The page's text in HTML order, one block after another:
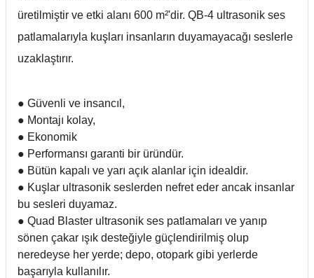
üretilmiştir ve etki alanı 600 m²'dir. QB-4 ultrasonik ses
patlamalarıyla kuşları insanların duyamayacağı seslerle
uzaklaştırır.
● Güvenli ve insancıl,
● Montajı kolay,
● Ekonomik
● Performansı garanti bir üründür.
● Bütün kapalı ve yarı açık alanlar için idealdir.
● Kuşlar ultrasonik seslerden nefret eder ancak insanlar
bu sesleri duyamaz.
● Quad Blaster ultrasonik ses patlamaları ve yanıp
sönen çakar ışık desteğiyle güçlendirilmiş olup
neredeyse her yerde; depo, otopark gibi yerlerde
başarıyla kullanılır.